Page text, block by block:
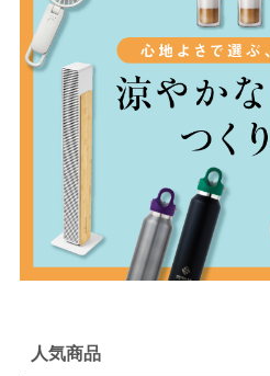
人気商品